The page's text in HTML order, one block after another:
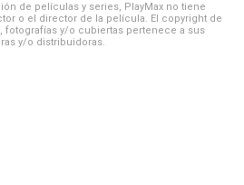
de películas y series, PlayMax no tiene
o el director de la película. El copyright de
fotografías y/o cubiertas pertenece a sus
y/o distribuidoras.